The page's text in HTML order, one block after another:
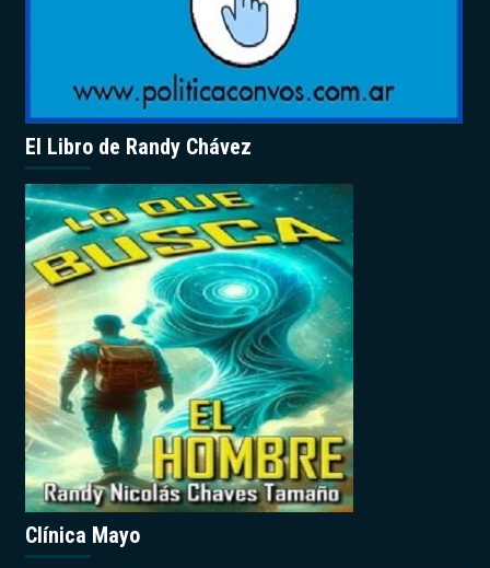
El Libro de Randy Chávez
Clínica Mayo